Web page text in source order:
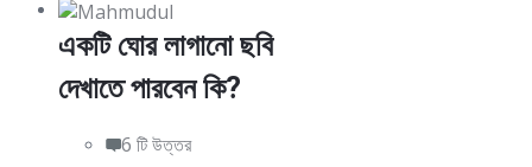
একটি ঘোর লাগানো ছবি
দেখাতে পারবেন কি?
6 টি উত্তর